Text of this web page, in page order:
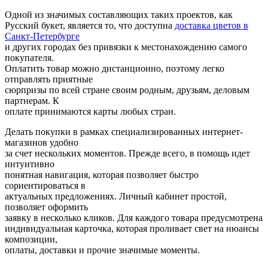
Одной из значимых составляющих таких проектов, как
Русский букет, является то, что доступна доставка цветов в
Санкт-Петербурге
и других городах без привязки к местонахождению самого
покупателя.
Оплатить товар можно дистанционно, поэтому легко
отправлять приятные
сюрпризы по всей стране своим родным, друзьям, деловым
партнерам. К
оплате принимаются карты любых стран.
Делать покупки в рамках специализированных интернет-
магазинов удобно
за счет нескольких моментов. Прежде всего, в помощь идет
интуитивно
понятная навигация, которая позволяет быстро
сориентироваться в
актуальных предложениях. Личный кабинет простой,
позволяет оформить
заявку в несколько кликов. Для каждого товара предусмотрена
индивидуальная карточка, которая проливает свет на нюансы
композиции,
оплаты, доставки и прочие значимые моменты.